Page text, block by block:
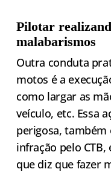
Pilotar
malabarismos
Outra conduta
motos é a
como largar as
veículo, etc. Essa
perigosa, também
infração pelo CTB,
que diz que fazer